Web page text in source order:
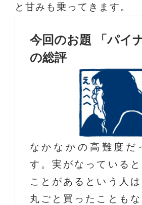
と甘みも乗ってきます。
今回のお題 「パイ
の総評
なかなかの高難度だ
す。実がなっている
ことがあるという人は
丸ごと買ったことも